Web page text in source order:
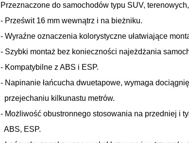
Przeznaczone do samochodów typu SUV,
- Prześwit 16 mm wewnątrz i na bieżniku.
- Wyraźne oznaczenia kolorystyczne ułatwiające
- Szybki montaż bez konieczności najeżdżania
- Kompatybilne z ABS i ESP.
- Napinanie łańcucha dwuetapowe, wymaga
przejechaniu kilkunastu metrów.
- Możliwość obustronnego stosowania na przedniej i
ABS, ESP.